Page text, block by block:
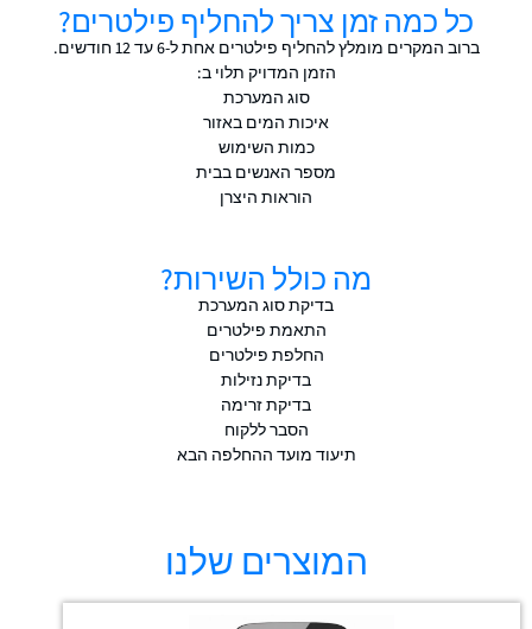
כל כמה זמן צריך להחליף פילטרים?
ברוב המקרים מומלץ להחליף פילטרים אחת ל-6 עד 12 חודשים.
הזמן המדויק תלוי ב:
סוג המערכת
איכות המים באזור
כמות השימוש
מספר האנשים בבית
הוראות היצרן
מה כולל השירות?
בדיקת סוג המערכת
התאמת פילטרים
החלפת פילטרים
בדיקת נזילות
בדיקת זרימה
הסבר ללקוח
תיעוד מועד ההחלפה הבא
המוצרים שלנו